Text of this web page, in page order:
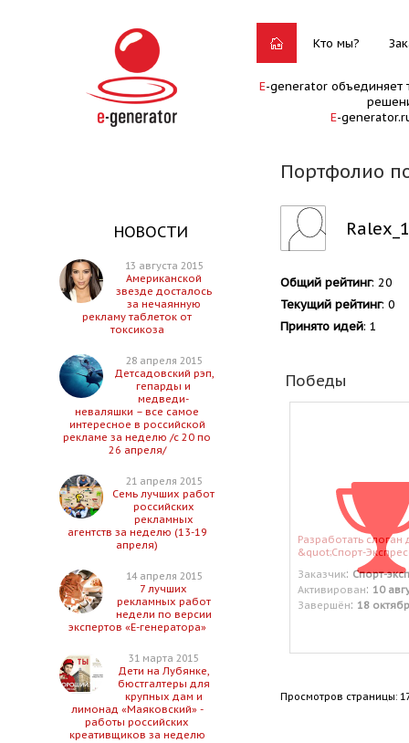
Кто мы?
E-generator объединяет
E-
Портфолио
НОВОСТИ
13 августа 2015
Американской
звезде досталось
за нечаянную
рекламу таблеток от
токсикоза
28 апреля 2015
Детсадовский рэп,
гепарды и
медведи-
неваляшки – все самое
интересное в российской
рекламе за неделю /с 20 по
26 апреля/
21 апреля 2015
Семь лучших работ
российских
рекламных
агентств за неделю (13-19
апреля)
14 апреля 2015
7 лучших
рекламных работ
недели по версии
экспертов «Е-генератора»
31 марта 2015
Дети на Лубянке,
бюстгалтеры для
крупных дам и
лимонад «Маяковский» -
работы российских
креативщиков за неделю
Общий рейтинг: 20
Текущий рейтинг: 0
Принято идей: 1
Победы
Разработать слоган
&quot;Спорт-
Заказчик: Спорт-
Активирован: 10
Завершён: 18
Просмотров страницы: